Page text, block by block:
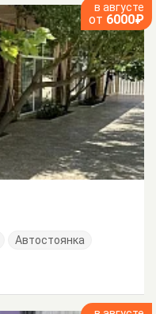
в августе
от 6000₽
Автостоянка